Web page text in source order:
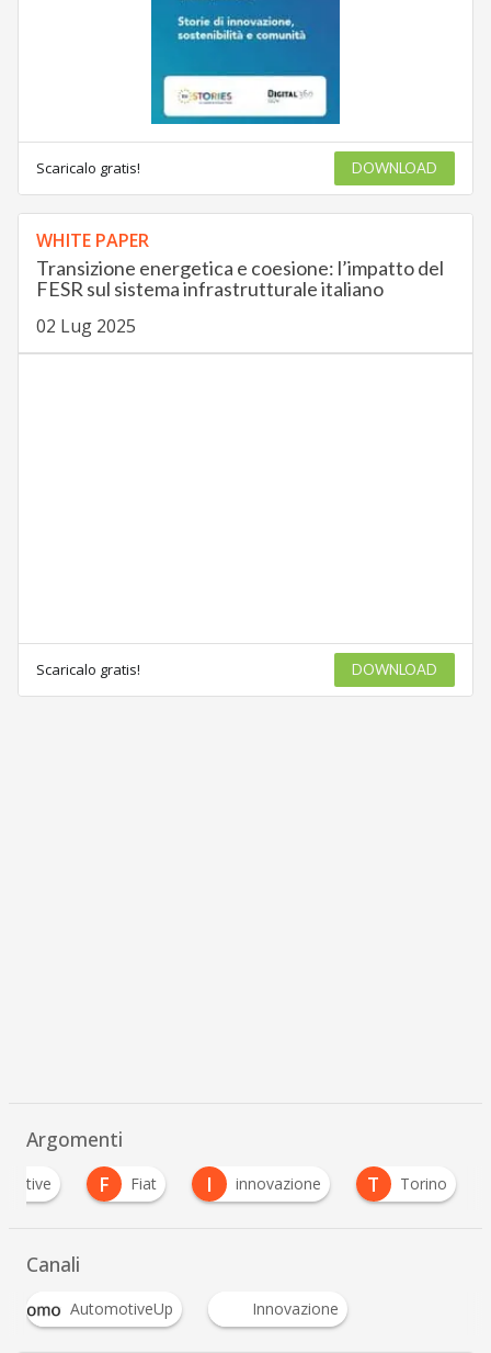
Scaricalo gratis! DOWNLOAD
WHITE PAPER
Transizione energetica e coesione: l’impatto del
FESR sul sistema infrastrutturale italiano
02 Lug 2025
Scaricalo gratis! DOWNLOAD
Argomenti
F Fiat I innovazione T Torino
Canali
AutomotiveUp Innovazione